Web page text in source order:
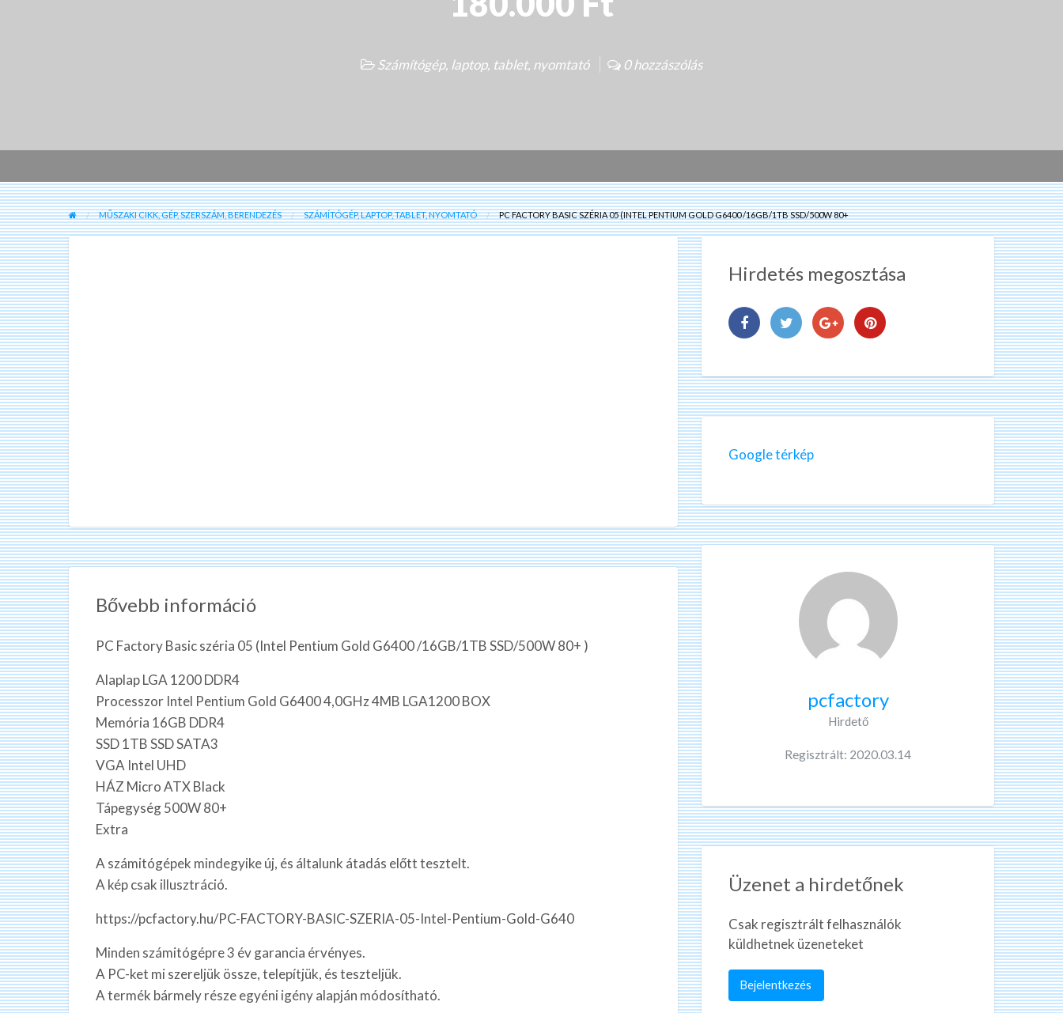
Számítógép, laptop, tablet, nyomtató 0 hozzászólás
MŰSZAKI CIKK, GÉP, SZERSZÁM, BERENDEZÉS SZÁMÍTÓGÉP, LAPTOP, TABLET, NYOMTATÓ PC FACTORY BASIC SZÉRIA 05 (INTEL PENTIUM GOLD G6400 /16GB/1TB SSD/500W 80+
Bővebb információ
PC Factory Basic széria 05 (Intel Pentium Gold G6400 /16GB/1TB SSD/500W 80+ )
Alaplap LGA 1200 DDR4
Processzor Intel Pentium Gold G6400 4,0GHz 4MB LGA1200 BOX
Memória 16GB DDR4
SSD 1TB SSD SATA3
VGA Intel UHD
HÁZ Micro ATX Black
Tápegység 500W 80+
Extra
A számitógépek mindegyike új, és általunk átadás előtt tesztelt.
A kép csak illusztráció.
https://pcfactory.hu/PC-FACTORY-BASIC-SZERIA-05-Intel-Pentium-Gold-G640
Minden számitógépre 3 év garancia érvényes.
A PC-ket mi szereljük össze, telepítjük, és teszteljük.
A termék bármely része egyéni igény alapján módosítható.
Hirdetés megosztása
Google térkép
pcfactory
Hirdető
Regisztrált: 2020.03.14
Üzenet a hirdetőnek
Csak regisztrált felhasználók
küldhetnek üzeneteket
Bejelentkezés